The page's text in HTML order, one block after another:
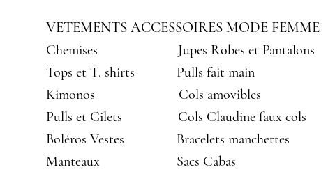
VETEMENTS ACCESSOIRES MODE FEMME
Chemises
Jupes Robes et Pantalons
Tops et T. shirts
Pulls fait main
Kimonos
Cols amovibles
Pulls et Gilets
Cols Claudine faux cols
Boléros Vestes
Bracelets manchettes
Manteaux
Sacs Cabas